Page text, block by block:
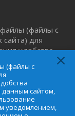
(файлы с
для
удобства
на
с
о
cookie
(файлы с
данным сайтом,
уведомлением,